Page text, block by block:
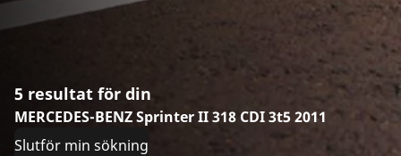
5 resultat för din
MERCEDES-BENZ Sprinter II 318 CDI 3t5 2011
Slutför min sökning